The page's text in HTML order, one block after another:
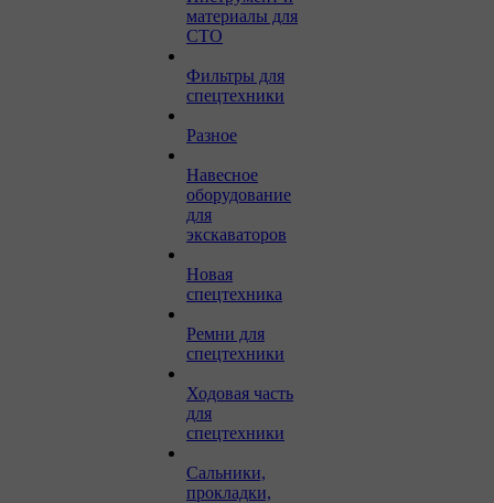
материалы для
СТО
Фильтры для
спецтехники
Разное
Навесное
оборудование
для
экскаваторов
Новая
спецтехника
Ремни для
спецтехники
Ходовая часть
для
спецтехники
Сальники,
прокладки,